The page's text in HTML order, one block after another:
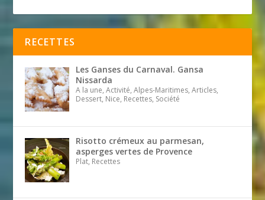
RECETTES
Les Ganses du Carnaval. Gansa
Nissarda
A la une, Activité, Alpes-Maritimes, Articles,
Dessert, Nice, Recettes, Société
Risotto crémeux au parmesan,
asperges vertes de Provence
Plat, Recettes